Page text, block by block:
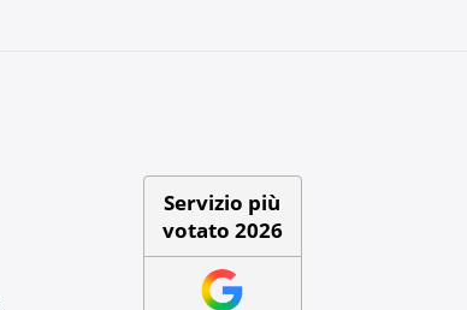
Servizio più
votato 2026